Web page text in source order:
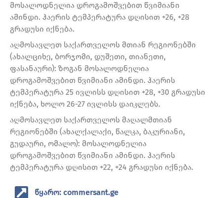
მოსალოდნელია დროგამოშვებით წვიმიანი
ამინდი. ჰაერის ტემპერატურა დღისით +26, +28
გრადუსი იქნება.
აღმოსავლეთ საქართველოს მთიან რეგიონებში
(ახალციხე, ბორჯომი, დუშეთი, თიანეთი,
ფასანაური): ზოგან მოსალოდნელია
დროგამოშვებით წვიმიანი ამინდი. ჰაერის
ტემპერატურა 25 ივლისს დღისით +28, +30 გრადუსი
იქნება, ხოლო 26-27 ივლისს დაიკლებს.
აღმოსავლეთ საქართველოს მაღალმთიან
რეგიონებში (ახალქალაქი, წალკა, ბაკურიანი,
გუდაური, ომალო): მოსალოდნელია
დროგამოშვებით წვიმიანი ამინდი. ჰაერის
ტემპერატურა დღისით +22, +24 გრადუსი იქნება.
წყარო: commersant.ge